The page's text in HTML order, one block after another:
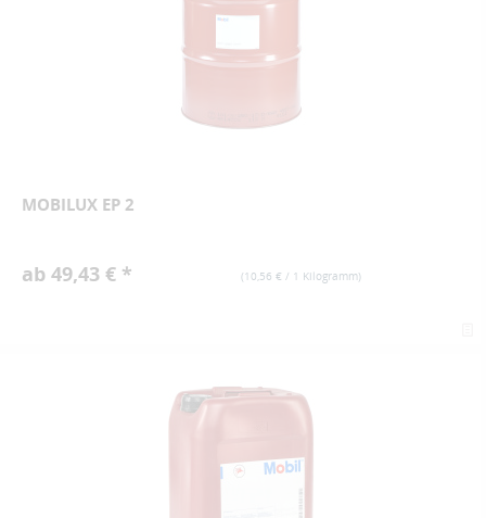
MOBILUX EP 2
(10,56 € / 1 Kilogramm)
ab 49,43 € *